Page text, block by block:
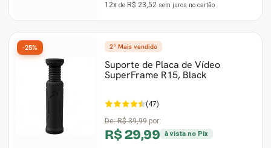
12x de R$ 23,52 sem juros no cartão
2º Mais vendido
Suporte de Placa de Vídeo
SuperFrame R15, Black
(47)
De:R$ 39,99 por:
R$ 29,99 à vista no Pix
-25%